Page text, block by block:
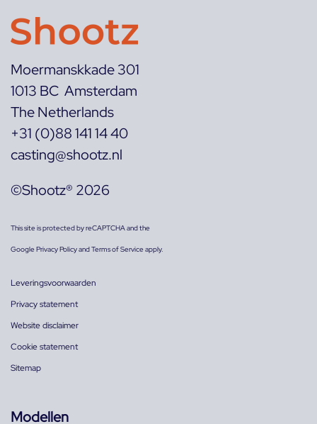
Moermanskkade 301
1013 BC Amsterdam
The Netherlands
+31 (0)88 141 14 40
casting@shootz.nl
©Shootz® 2026
This site is protected by reCAPTCHA and the
GooglePrivacy PolicyandTerms of Serviceapply.
Leveringsvoorwaarden
Privacy statement
Website disclaimer
Cookie statement
Sitemap
Modellen